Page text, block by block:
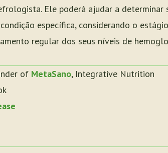
Ele poderá ajudar a determinar
específica, considerando o
regular dos seus níveis de
of MetaSano, Integrative Nutrition